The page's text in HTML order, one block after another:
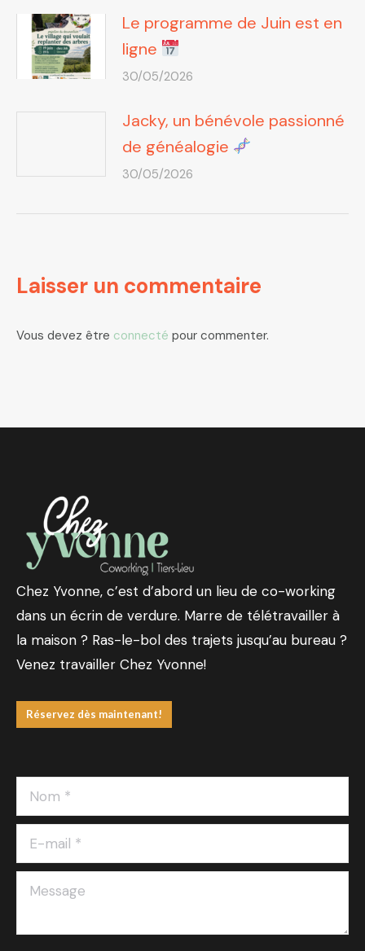
Le programme de Juin est en
ligne
30/05/2026
Jacky, un bénévole passionné
de généalogie
30/05/2026
Laisser un commentaire
Vous devez être connecté pour commenter.
Chez Yvonne, c’est d’abord un lieu de co-working
dans un écrin de verdure. Marre de télétravailler à
la maison ? Ras-le-bol des trajets jusqu’au bureau ?
Venez travailler Chez Yvonne!
Réservez dès maintenant!
Nom *
E-mail *
Message